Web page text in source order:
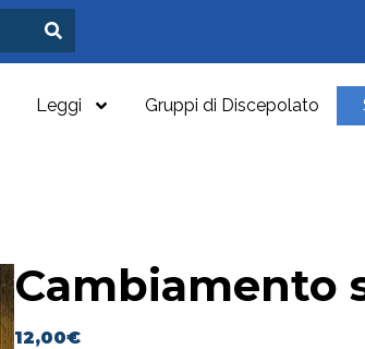
Leggi Gruppi di Discepolato
Cambiamento
12,00€